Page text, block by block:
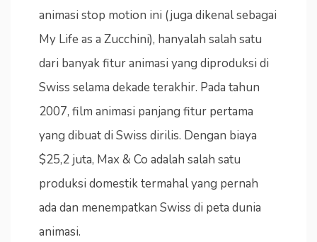
animasi stop motion ini (juga dikenal sebagai
My Life as a Zucchini), hanyalah salah satu
dari banyak fitur animasi yang diproduksi di
Swiss selama dekade terakhir. Pada tahun
2007, film animasi panjang fitur pertama
yang dibuat di Swiss dirilis. Dengan biaya
$25,2 juta, Max & Co adalah salah satu
produksi domestik termahal yang pernah
ada dan menempatkan Swiss di peta dunia
animasi.